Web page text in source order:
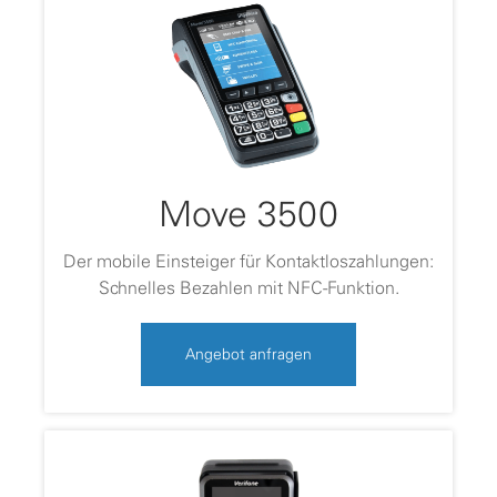
Move 3500
Der mobile Einsteiger für Kontaktloszahlungen:
Schnelles Bezahlen mit NFC-Funktion.
Angebot anfragen